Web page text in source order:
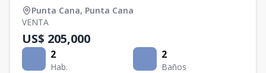
Punta Cana, Punta Cana
VENTA
US$ 205,000
2
Hab.
2
Baños